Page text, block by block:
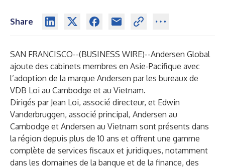
Share
SAN FRANCISCO--(BUSINESS WIRE)--Andersen Global
ajoute des cabinets membres en Asie-Pacifique avec
l’adoption de la marque Andersen par les bureaux de
VDB Loi au Cambodge et au Vietnam.
Dirigés par Jean Loi, associé directeur, et Edwin
Vanderbruggen, associé principal, Andersen au
Cambodge et Andersen au Vietnam sont présents dans
la région depuis plus de 10 ans et offrent une gamme
complète de services fiscaux et juridiques, notamment
dans les domaines de la banque et de la finance, des